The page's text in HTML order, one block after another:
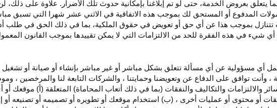
يتعلق بعروض الخدمة، حتى لو تم إبلاغنا بإمكانية حدوث تلك الأضرار. علاوة على ذلك،
المدفوع أو المستحق لك بموجب هذه الاتفاقية في الاثني عشر شهرا التي تسبق
تتنازل بموجب هذا عن أي حق أو تعويض في حقوق الملكية، بما في ذلك الحق في طلب
أي شيء في هذه الفقرة للحد من الالتزامات التي لا يمكن تقييدها بموجب القانون
أي مسؤولية عن أي مسألة تتعلق بشكل مباشر أو غير مباشر بإنشاء أو صيانة أو
وأنت توافق على الدفاع عن وتعويضنا وحمايتنا ، والشركات التابعة لنا والمرخصين ،
والالتزامات والتكاليف والنفقات (بما في ذلك أتعاب المحاماة) المتعلقة (أ) موقعك
أو محتوى أو عمليات أخرى ، (ب) استخدام موقعك أو تطويره أو تصميمه أو تصنيعه أو